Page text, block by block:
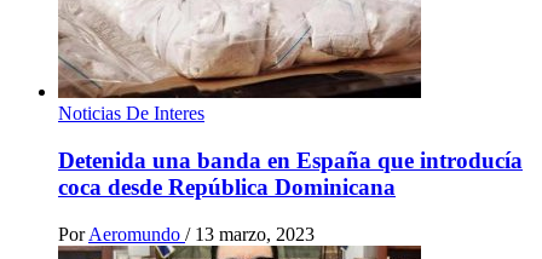
Noticias De Interes
Detenida una banda en España que introducía
coca desde República Dominicana
Por Aeromundo / 13 marzo, 2023